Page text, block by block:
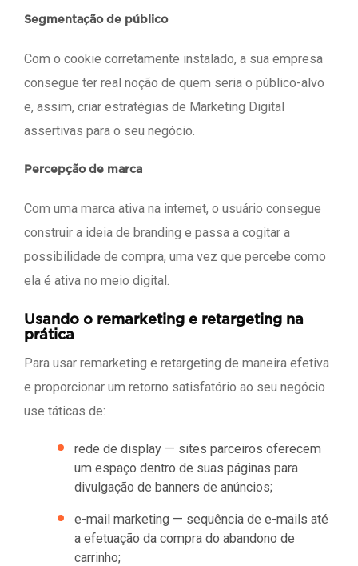
Segmentação de público
Com o cookie corretamente instalado, a sua empresa
consegue ter real noção de quem seria o público-alvo
e, assim, criar estratégias de Marketing Digital
assertivas para o seu negócio.
Percepção de marca
Com uma marca ativa na internet, o usuário consegue
construir a ideia de branding e passa a cogitar a
possibilidade de compra, uma vez que percebe como
ela é ativa no meio digital.
Usando o remarketing e retargeting na
prática
Para usar remarketing e retargeting de maneira efetiva
e proporcionar um retorno satisfatório ao seu negócio
use táticas de:
rede de display — sites parceiros oferecem
um espaço dentro de suas páginas para
divulgação de banners de anúncios;
e-mail marketing — sequência de e-mails até
a efetuação da compra do abandono de
carrinho;